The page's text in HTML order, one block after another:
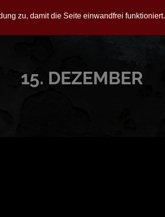
NEWS JOBS BDSM STUDIO
15. DEZEMBER
zu, damit die Seite einwandfrei funktioniert.